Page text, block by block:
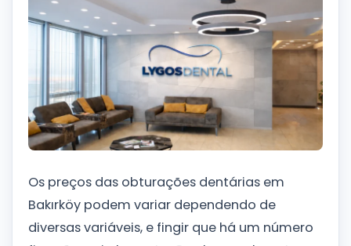
Os preços das obturações dentárias em
Bakırköy podem variar dependendo de
diversas variáveis, e fingir que há um número